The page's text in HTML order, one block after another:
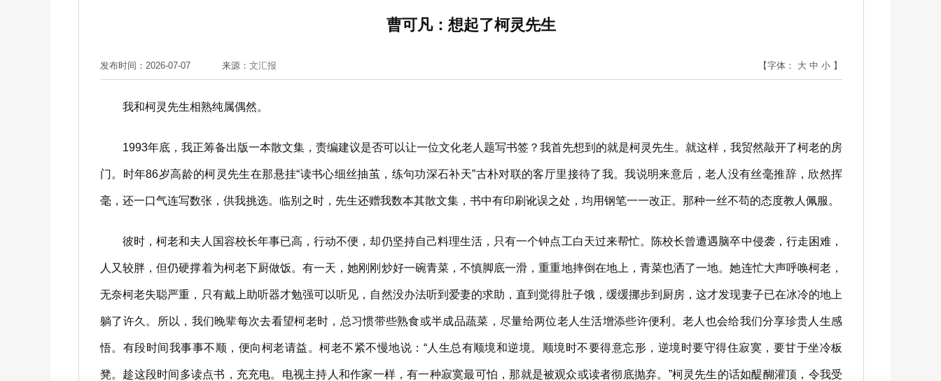
曹可凡：想起了柯灵先生
发布时间：2026-07-07 来源： 文汇报 【字体： 大 中 小 】
我和柯灵先生相熟纯属偶然。
1993年底，我正筹备出版一本散文集，责编建议是否可以让一位文化老人题写书签？我首先想到的就是柯灵先生。就这样，我贸然敲开了柯老的房
门。时年86岁高龄的柯灵先生在那悬挂“读书心细丝抽茧，练句功深石补天”古朴对联的客厅里接待了我。我说明来意后，老人没有丝毫推辞，欣然挥
毫，还一口气连写数张，供我挑选。临别之时，先生还赠我数本其散文集，书中有印刷讹误之处，均用钢笔一一改正。那种一丝不苟的态度教人佩服。
彼时，柯老和夫人国容校长年事已高，行动不便，却仍坚持自己料理生活，只有一个钟点工白天过来帮忙。陈校长曾遭遇脑卒中侵袭，行走困难，
人又较胖，但仍硬撑着为柯老下厨做饭。有一天，她刚刚炒好一碗青菜，不慎脚底一滑，重重地摔倒在地上，青菜也洒了一地。她连忙大声呼唤柯老，
无奈柯老失聪严重，只有戴上助听器才勉强可以听见，自然没办法听到爱妻的求助，直到觉得肚子饿，缓缓挪步到厨房，这才发现妻子已在冰冷的地上
躺了许久。所以，我们晚辈每次去看望柯老时，总习惯带些熟食或半成品蔬菜，尽量给两位老人生活增添些许便利。老人也会给我们分享珍贵人生感
悟。有段时间我事事不顺，便向柯老请益。柯老不紧不慢地说：“人生总有顺境和逆境。顺境时不要得意忘形，逆境时要守得住寂寞，要甘于坐冷板
凳。趁这段时间多读点书，充充电。电视主持人和作家一样，有一种寂寞最可怕，那就是被观众或读者彻底抛弃。”柯灵先生的话如醍醐灌顶，令我受